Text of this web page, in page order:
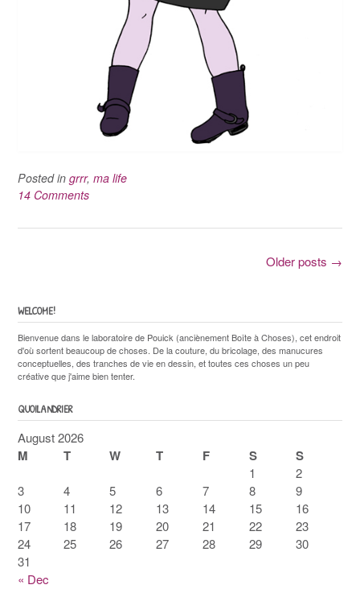
Posted in grrr, ma life
14 Comments
Older posts →
WELCOME!
Bienvenue dans le laboratoire de Pouick (anciènement Boîte à Choses), cet endroit
d'où sortent beaucoup de choses. De la couture, du bricolage, des manucures
conceptuelles, des tranches de vie en dessin, et toutes ces choses un peu
créative que j'aime bien tenter.
QUOILANDRIER
August 2026
M T W T F S S
« Dec
1
2
3
4 5 6 7 8
9
10
11 12 13 14 15
16
17
18 19 20 21 22
23
24
25 26 27 28 29
30
31